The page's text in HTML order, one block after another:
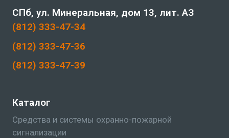
Каталог
Средства и системы охранно-пожарной
сигнализации
(812) 333-47-34
(812) 333-47-36
(812) 333-47-39
СПб, ул. Минеральная, дом 13, лит. АЗ